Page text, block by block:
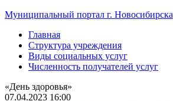
Муниципальный портал г. Новосибирска
Главная
Структура учреждения
Виды социальных услуг
Численность получателей услуг
«День здоровья»
07.04.2023 16:00